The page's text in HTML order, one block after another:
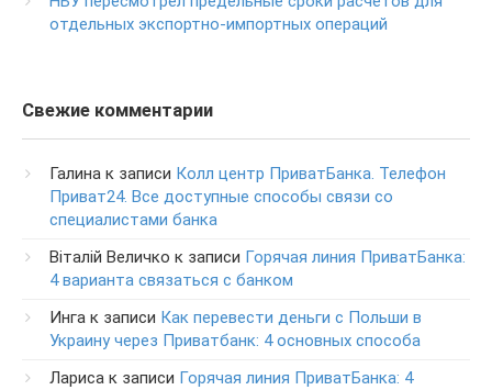
0-800-500-804
отдельных экспортно-импортных операций
Свежие комментарии
Галина к записи Колл центр ПриватБанка. Телефон
Приват24. Все доступные способы связи со
специалистами банка
Віталій Величко к записи Горячая линия ПриватБанка:
4 варианта связаться с банком
Инга к записи Как перевести деньги с Польши в
Украину через Приватбанк: 4 основных способа
Лариса к записи Горячая линия ПриватБанка: 4